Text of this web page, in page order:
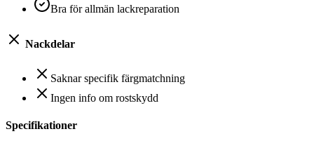
Bra för allmän lackreparation
Nackdelar
Saknar specifik färgmatchning
Ingen info om rostskydd
Specifikationer